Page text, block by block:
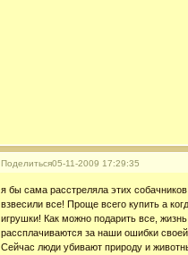
Поделиться05-11-2009 17:29:35
я бы сама расстреляла этих
взвесили все! Проще всего купить а
игрушки! Как можно подарить все,
рассплачиваются за наши ошибки
Сейчас люди убивают природу и